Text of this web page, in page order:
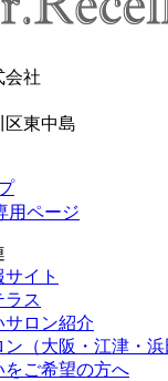
会社
区東中島
用ページ
イト
ラス
サロン紹介
（大阪・江津・浜
をご希望の方へ